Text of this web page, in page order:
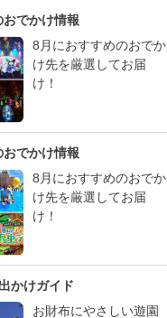
おでかけ情報
8月におすすめのおでか
け先を厳選してお届
け！
おでかけ情報
8月におすすめのおでか
け先を厳選してお届
け！
かけガイド
お財布にやさしい遊園